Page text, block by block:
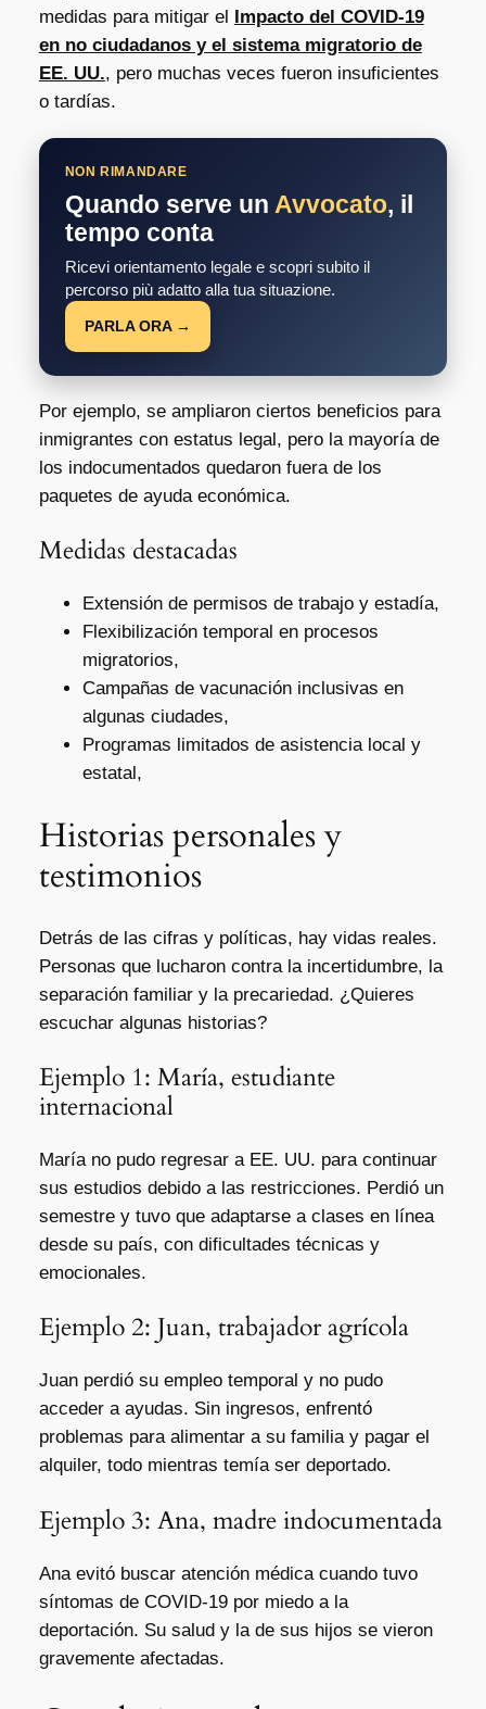
medidas para mitigar el Impacto del COVID-19
en no ciudadanos y el sistema migratorio de
EE. UU., pero muchas veces fueron insuficientes
o tardías.
NON RIMANDARE
Quando serve un Avvocato, il
tempo conta
Ricevi orientamento legale e scopri subito il
percorso più adatto alla tua situazione.
PARLA ORA →
Por ejemplo, se ampliaron ciertos beneficios para
inmigrantes con estatus legal, pero la mayoría de
los indocumentados quedaron fuera de los
paquetes de ayuda económica.
Medidas destacadas
Extensión de permisos de trabajo y estadía,
Flexibilización temporal en procesos
migratorios,
Campañas de vacunación inclusivas en
algunas ciudades,
Programas limitados de asistencia local y
estatal,
Historias personales y
testimonios
Detrás de las cifras y políticas, hay vidas reales.
Personas que lucharon contra la incertidumbre, la
separación familiar y la precariedad. ¿Quieres
escuchar algunas historias?
Ejemplo 1: María, estudiante
internacional
María no pudo regresar a EE. UU. para continuar
sus estudios debido a las restricciones. Perdió un
semestre y tuvo que adaptarse a clases en línea
desde su país, con dificultades técnicas y
emocionales.
Ejemplo 2: Juan, trabajador agrícola
Juan perdió su empleo temporal y no pudo
acceder a ayudas. Sin ingresos, enfrentó
problemas para alimentar a su familia y pagar el
alquiler, todo mientras temía ser deportado.
Ejemplo 3: Ana, madre indocumentada
Ana evitó buscar atención médica cuando tuvo
síntomas de COVID-19 por miedo a la
deportación. Su salud y la de sus hijos se vieron
gravemente afectadas.